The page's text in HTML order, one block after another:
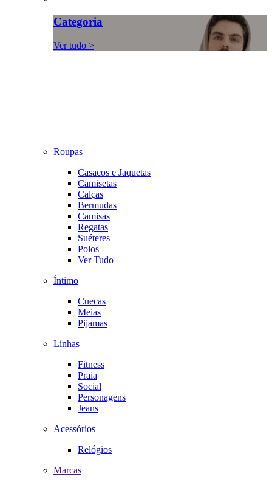
Categoria
Ver tudo >
Roupas
Casacos e Jaquetas
Camisetas
Calças
Bermudas
Camisas
Regatas
Suéteres
Polos
Ver Tudo
Íntimo
Cuecas
Meias
Pijamas
Linhas
Fitness
Praia
Social
Personagens
Jeans
Acessórios
Relógios
Marcas